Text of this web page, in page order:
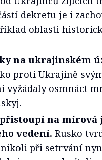
dekretu je i
oblasti
na ukrajinském
proti Ukrajině
vyžádaly osmnáct
na mírová
vedení. Rusko
při setrvání